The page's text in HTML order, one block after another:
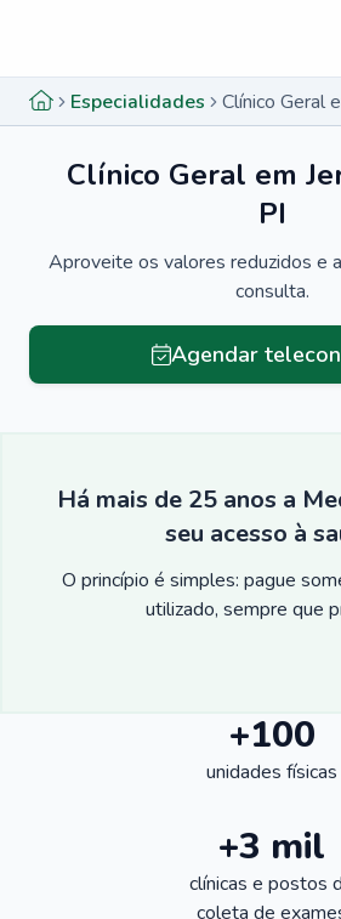
Especialidades
Clínico Geral em
PI
Aproveite os valores reduzidos e
consulta.
Agendar
Há mais de 25 anos a
seu acesso à
O princípio é simples: pague
utilizado, sempre que
+100
unidades físicas
+3 mil
clínicas e postos
coleta de